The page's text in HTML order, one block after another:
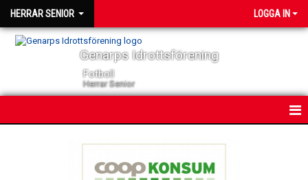
HERRAR SENIOR LOGGA IN
Genarps Idrottsförening
Fotboll
Herrar Senior